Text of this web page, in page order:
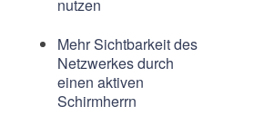
nutzen
Mehr Sichtbarkeit des
Netzwerkes durch
einen aktiven
Schirmherrn